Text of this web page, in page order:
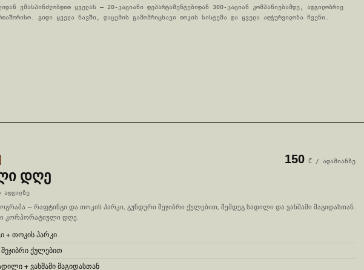
ვმასპინძლობდით ყველას — 20-კაციანი დეპარტამენტებიდან 300-კაციან კომპანიებამდე, ადგილობრივ
გიდი ყველა ნავში, დაცემის გამომრიცხავი თოკის სისტემა და ყველა აღჭურვილობა ჩვენი.
ᲓᲦᲔ
150 ₾ / ადამიანზე
ადგილზე
— რაფტინგი და თოკის პარკი, გუნდური შეჯიბრი ქულებით, შემდეგ სადილი და ვახშამი მაგიდასთან.
კორპორატიული დღე.
+ თოკის პარკი
ქულებით
+ ვახშამი მაგიდასთან